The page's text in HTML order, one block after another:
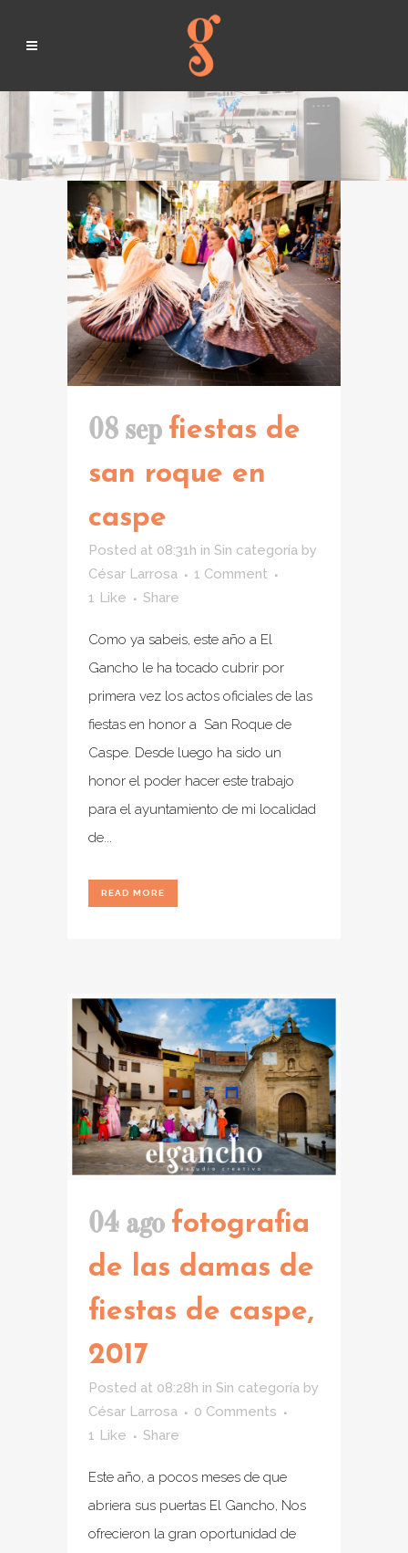
08 sep fiestas de
san roque en
caspe
Posted at 08:31h in Sin categoría by
César Larrosa
1 Comment
1 Like Share
Como ya sabeis, este año a El
Gancho le ha tocado cubrir por
primera vez los actos oficiales de las
fiestas en honor a San Roque de
Caspe. Desde luego ha sido un
honor el poder hacer este trabajo
para el ayuntamiento de mi localidad
de...
READ MORE
04 ago fotografia
de las damas de
fiestas de caspe,
2017
Posted at 08:28h in Sin categoría by
César Larrosa
0 Comments
1 Like Share
Este año, a pocos meses de que
abriera sus puertas El Gancho, Nos
ofrecieron la gran oportunidad de